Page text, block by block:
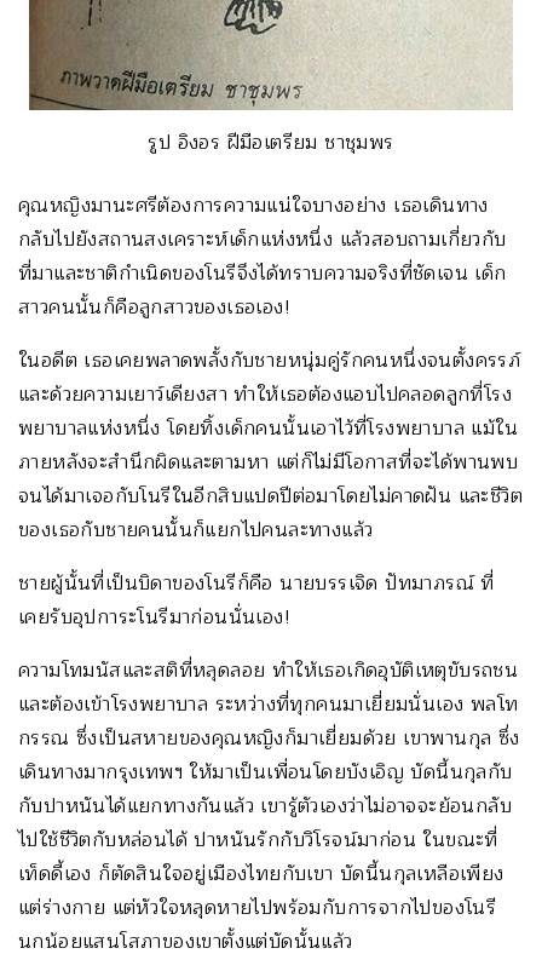
รูป อิงอร ฝีมือเตรียม ชาชุมพร
คุณหญิงมานะศรีต้องการความแน่ใจบางอย่าง เธอเดินทาง
กลับไปยังสถานสงเคราะห์เด็กแห่งหนึ่ง แล้วสอบถามเกี่ยวกับ
ที่มาและชาติกำเนิดของโนรีจึงได้ทราบความจริงที่ชัดเจน เด็ก
สาวคนนั้นก็คือลูกสาวของเธอเอง!
ในอดีต เธอเคยพลาดพลั้งกับชายหนุ่มคู่รักคนหนึ่งจนตั้งครรภ์
และด้วยความเยาว์เดียงสา ทำให้เธอต้องแอบไปคลอดลูกที่โรง
พยาบาลแห่งหนึ่ง โดยทิ้งเด็กคนนั้นเอาไว้ที่โรงพยาบาล แม้ใน
ภายหลังจะสำนึกผิดและตามหา แต่ก็ไม่มีโอกาสที่จะได้พานพบ
จนได้มาเจอกับโนรีในอีกสิบแปดปีต่อมาโดยไม่คาดฝัน และชีวิต
ของเธอกับชายคนนั้นก็แยกไปคนละทางแล้ว
ชายผู้นั้นที่เป็นบิดาของโนรีก็คือ นายบรรเจิด ปัทมาภรณ์ ที่
เคยรับอุปการะโนรีมาก่อนนั่นเอง!
ความโทมนัสและสติที่หลุดลอย ทำให้เธอเกิดอุบัติเหตุขับรถชน
และต้องเข้าโรงพยาบาล ระหว่างที่ทุกคนมาเยี่ยมนั่นเอง พลโท
กรรณ ซึ่งเป็นสหายของคุณหญิงก็มาเยี่ยมด้วย เขาพานกุล ซึ่ง
เดินทางมากรุงเทพฯ ให้มาเป็นเพื่อนโดยบังเอิญ บัดนี้นกุลกับ
กับปาหนันได้แยกทางกันแล้ว เขารู้ตัวเองว่าไม่อาจจะย้อนกลับ
ไปใช้ชีวิตกับหล่อนได้ ปาหนันรักกับวิโรจน์มาก่อน ในขณะที่
เท็ดดี้เอง ก็ตัดสินใจอยู่เมืองไทยกับเขา บัดนี้นกุลเหลือเพียง
แต่ร่างกาย แต่หัวใจหลุดหายไปพร้อมกับการจากไปของโนรี
นกน้อยแสนโสภาของเขาตั้งแต่บัดนั้นแล้ว